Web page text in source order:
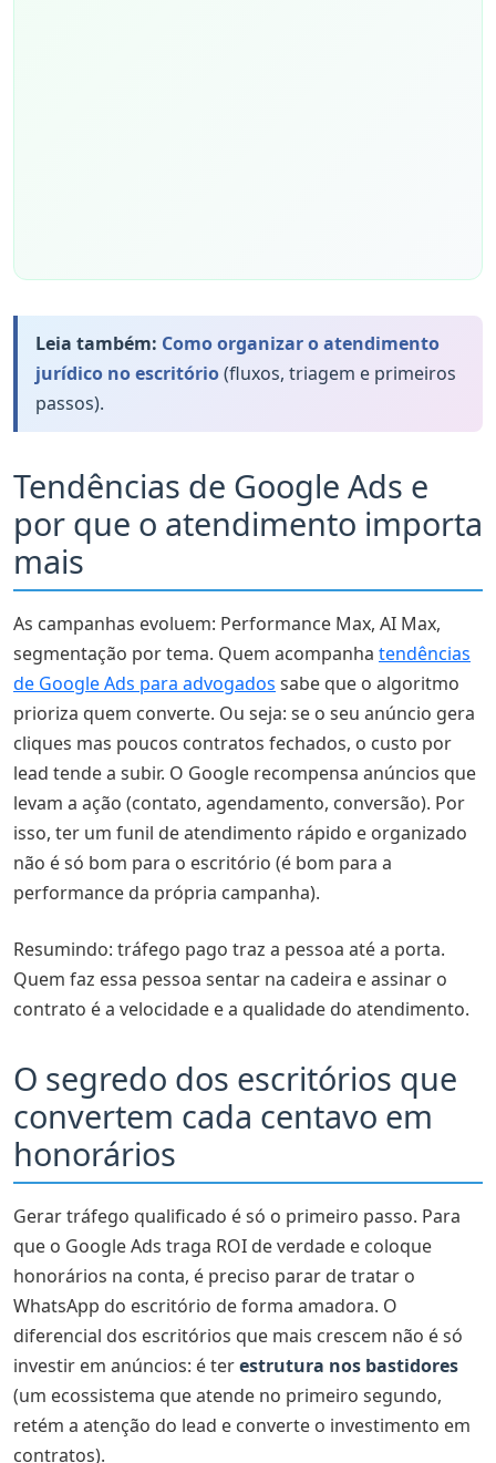
Leia também: Como organizar o atendimento
jurídico no escritório(fluxos, triagem e primeiros
passos).
Tendências de Google Ads e
por que o atendimento importa
mais
As campanhas evoluem: Performance Max, AI Max,
segmentação por tema. Quem acompanha tendências
de Google Ads para advogados sabe que o algoritmo
prioriza quem converte. Ou seja: se o seu anúncio gera
cliques mas poucos contratos fechados, o custo por
lead tende a subir. O Google recompensa anúncios que
levam a ação (contato, agendamento, conversão). Por
isso, ter um funil de atendimento rápido e organizado
não é só bom para o escritório (é bom para a
performance da própria campanha).
Resumindo: tráfego pago traz a pessoa até a porta.
Quem faz essa pessoa sentar na cadeira e assinar o
contrato é a velocidade e a qualidade do atendimento.
O segredo dos escritórios que
convertem cada centavo em
honorários
Gerar tráfego qualificado é só o primeiro passo. Para
que o Google Ads traga ROI de verdade e coloque
honorários na conta, é preciso parar de tratar o
WhatsApp do escritório de forma amadora. O
diferencial dos escritórios que mais crescem não é só
investir em anúncios: é terestrutura nos bastidores
(um ecossistema que atende no primeiro segundo,
retém a atenção do lead e converte o investimento em
contratos).